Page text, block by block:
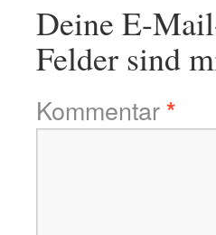
Deine E-
Felder sind
Kommentar*